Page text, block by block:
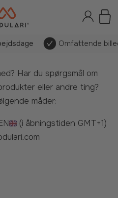
Omfattende
eller andre ting?
måder:
(i åbningstiden GMT+1)